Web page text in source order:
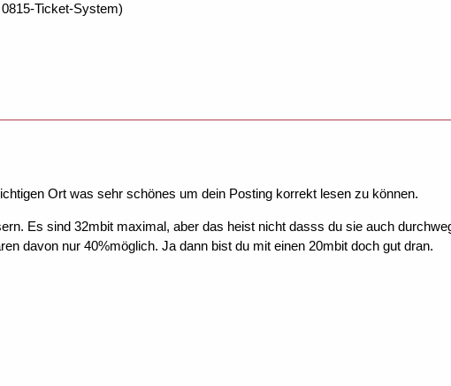
Ticket-System)
Ort was sehr schönes um dein Posting korrekt lesen zu können.
Es sind 32mbit maximal, aber das heist nicht dasss du sie auch
davon nur 40%möglich. Ja dann bist du mit einen 20mbit doch gut dran.